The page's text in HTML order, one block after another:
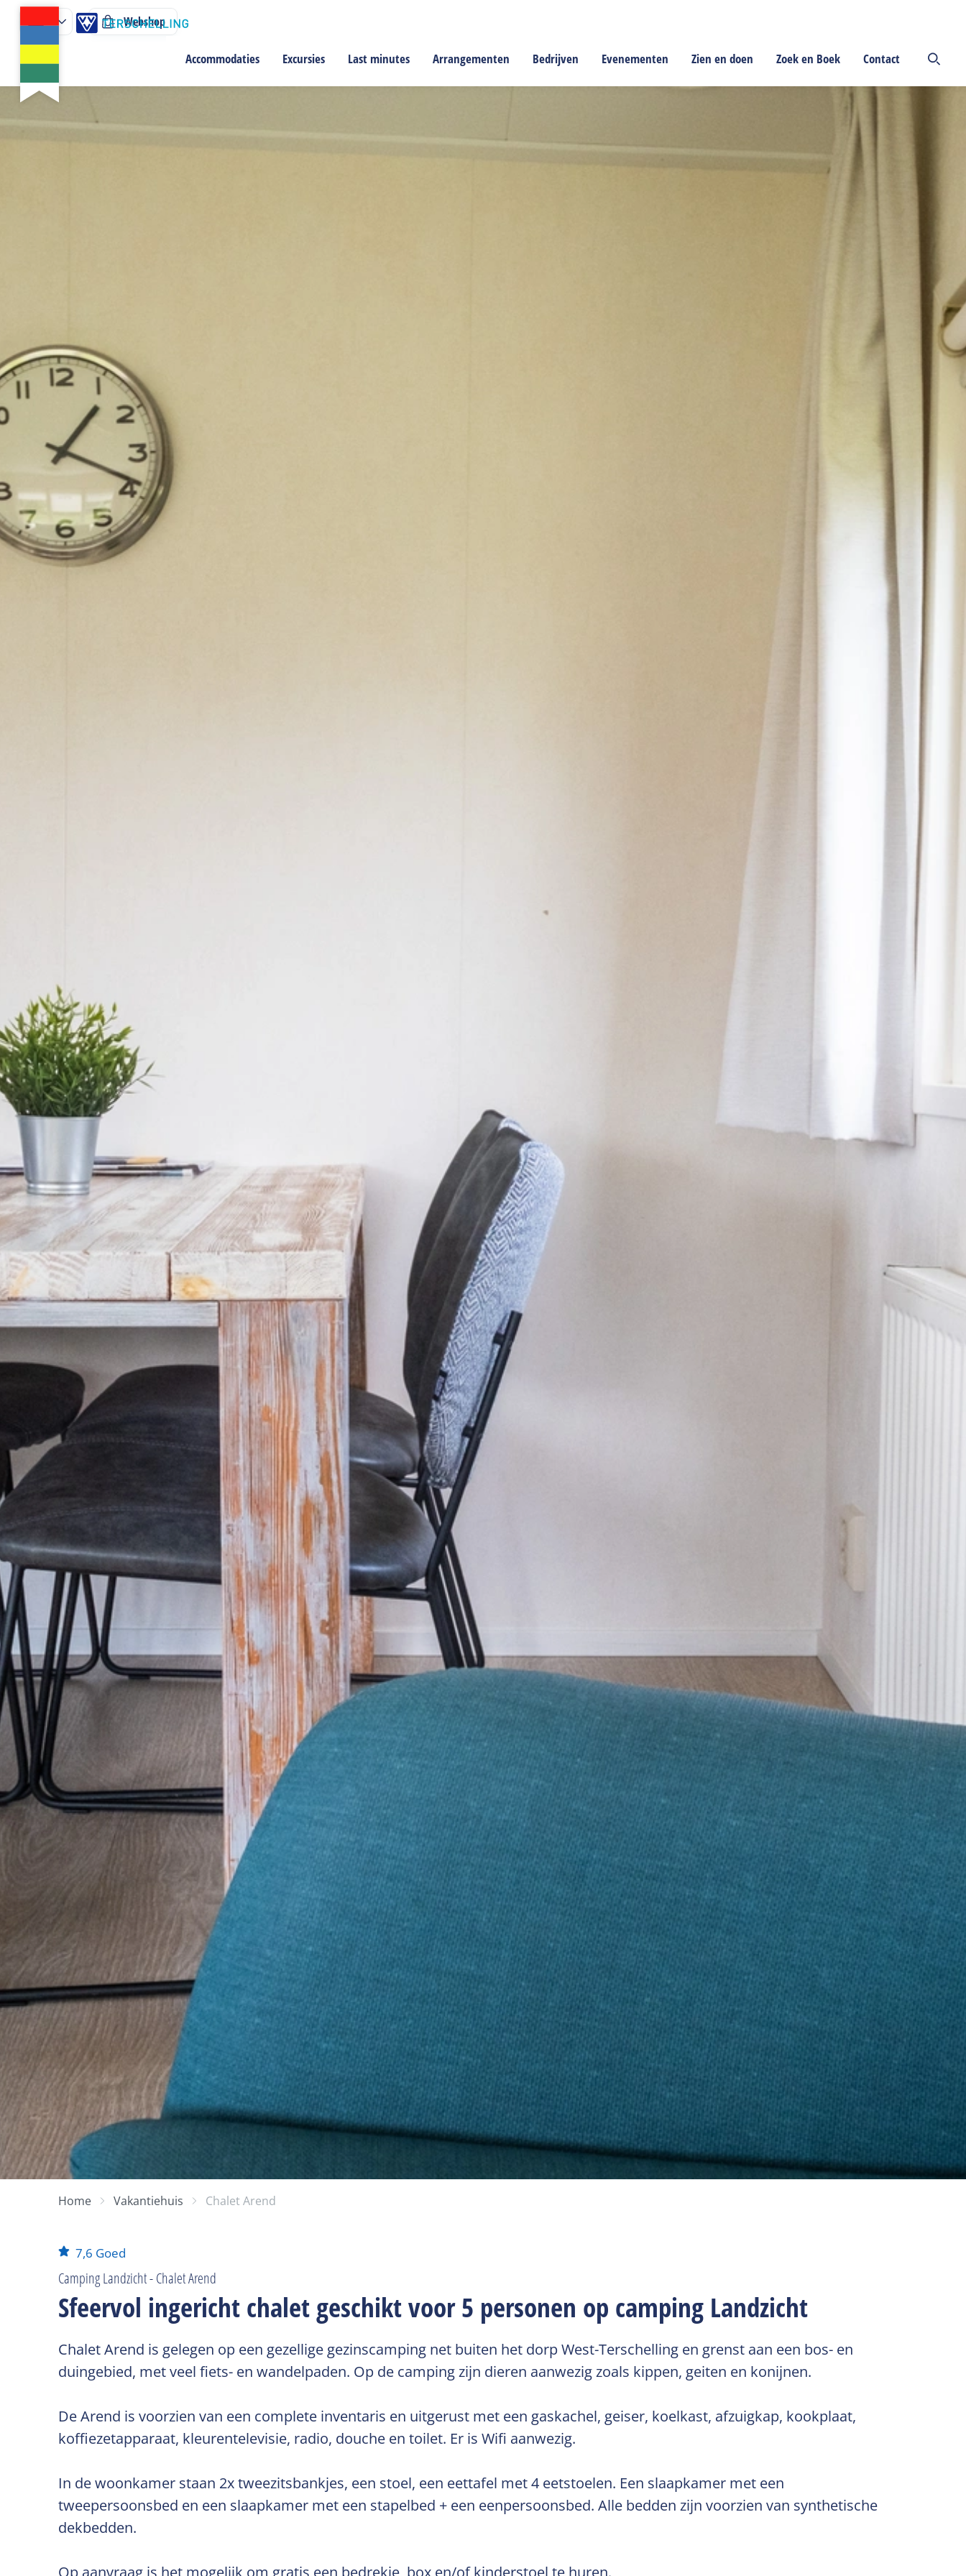
Accommodaties Excursies Last minutes Arrangementen Bedrijven Evenementen Zien en doen Zoek en Boek Contact
Webshop
Home Vakantiehuis Chalet Arend
7,6 Goed
Camping Landzicht - Chalet Arend
Sfeervol ingericht chalet geschikt voor 5 personen op camping Landzicht
Chalet Arend is gelegen op een gezellige gezinscamping net buiten het dorp West-Terschelling en grenst aan een bos- en
duingebied, met veel fiets- en wandelpaden. Op de camping zijn dieren aanwezig zoals kippen, geiten en konijnen.
De Arend is voorzien van een complete inventaris en uitgerust met een gaskachel, geiser, koelkast, afzuigkap, kookplaat,
koffiezetapparaat, kleurentelevisie, radio, douche en toilet. Er is Wifi aanwezig.
In de woonkamer staan 2x tweezitsbankjes, een stoel, een eettafel met 4 eetstoelen. Een slaapkamer met een
tweepersoonsbed en een slaapkamer met een stapelbed + een eenpersoonsbed. Alle bedden zijn voorzien van synthetische
dekbedden.
Op aanvraag is het mogelijk om gratis een bedrekje, box en/of kinderstoel te huren.